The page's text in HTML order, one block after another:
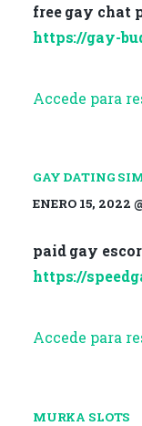
free gay chat
https://gay-
Accede para
GAY DATING
ENERO 15, 2022
paid gay
https://
Accede para
MURKA SLOTS